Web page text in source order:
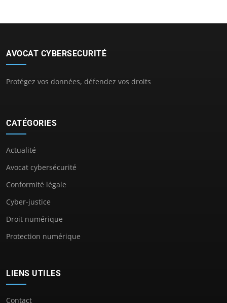
AVOCAT CYBERSECURITÉ
Protégez vos données, défendez vos droits
CATÉGORIES
Actualité
Avocat cybersécurité
Conformité légale
Cyber-justice
Droit numérique
Protection numérique
LIENS UTILES
Contact